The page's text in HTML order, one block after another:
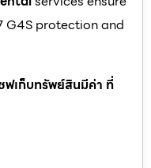
G4S protection and
ฟเก็บทรัพย์สินมีค่า ที่